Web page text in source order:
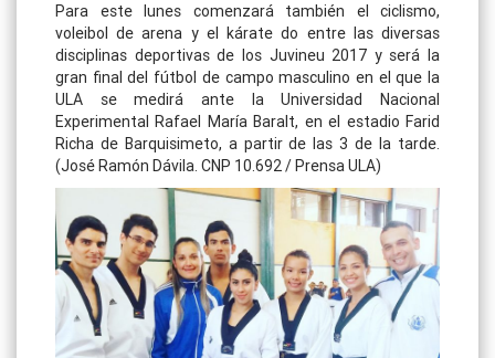
Para este lunes comenzará también el ciclismo,
voleibol de arena y el kárate do entre las diversas
disciplinas deportivas de los Juvineu 2017 y será la
gran final del fútbol de campo masculino en el que la
ULA se medirá ante la Universidad Nacional
Experimental Rafael María Baralt, en el estadio Farid
Richa de Barquisimeto, a partir de las 3 de la tarde.
(José Ramón Dávila. CNP 10.692 / Prensa ULA)